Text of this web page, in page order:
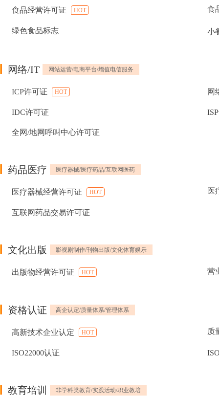
食品经营许可证 HOT 食
绿色食品标志 小
网络/IT 网站运营/电商平台/增值电信服务
ICP许可证 HOT 网
IDC许可证
全网/地网呼叫中心许可证
药品医疗 医疗器械/医疗药品/互联网医药
医疗器械经营许可证 HOT 医
互联网药品交易许可证
文化出版 影视剧制作/刊物出版/文化体育娱乐
出版物经营许可证 HOT 营
资格认证 高企认定/质量体系/管理体系
高新技术企业认定 HOT 质
ISO22000认证
教育培训 非学科类教育/实践活动/职业教培